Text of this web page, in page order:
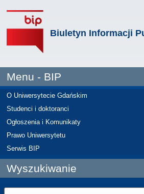
Biuletyn Informacji
Menu - BIP
O Uniwersytecie Gdańskim
Studenci i doktoranci
Ogłoszenia i Komunikaty
Prawo Uniwersytetu
Serwis BIP
Wyszukiwanie